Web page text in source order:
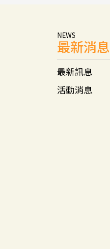
NEWS
最新消息
最新訊息
活動消息